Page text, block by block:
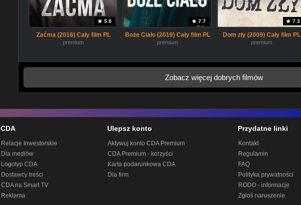
5.8
Zaćma (2016) Cały film PL
premium
7.7
Boże Ciało (2019) Cały film PL
premium
7.3
Dom zły (2009) Cały film PL
premium
Zobacz więcej dobrych filmów
CDA
Relacje Inwestorskie
Dla mediów
Logotyp CDA
Dostawcy treści
CDA na Smart TV
Reklama
Ulepsz konto
Aktywuj konto CDA Premium
CDA Premium - korzyści
Karta podarunkowa CDA
Dla firm
Przydatne linki
Kontakt
Regulamin
FAQ
Polityka prywatności
RODO - informacje
Zgłoś naruszenie